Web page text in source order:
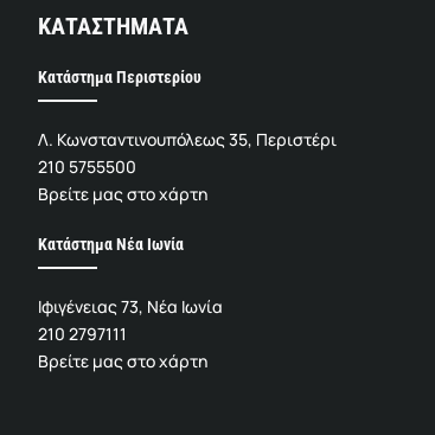
ΚΑΤΑΣΤΗΜΑΤΑ
Κατάστημα Περιστερίου
Λ. Κωνσταντινουπόλεως 35, Περιστέρι
210 5755500
Βρείτε μας στο χάρτη
Κατάστημα Νέα Ιωνία
Ιφιγένειας 73, Νέα Ιωνία
210 2797111
Βρείτε μας στο χάρτη